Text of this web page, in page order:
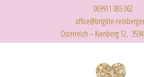
069911 085 062
office@brigitte-
Österreich – Kienberg 12,